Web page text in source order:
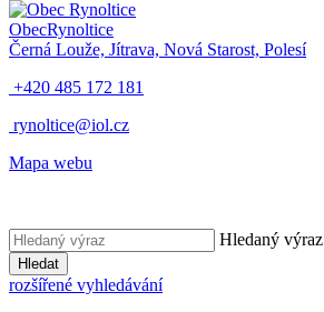
ObecRynoltice
Černá Louže, Jítrava, Nová Starost, Polesí
+420 485 172 181
rynoltice@iol.cz
Mapa webu
Hledaný výraz
Hledat
rozšířené vyhledávání